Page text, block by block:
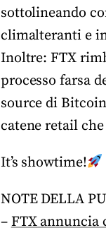
sottolineando
climalteranti e
Inoltre: FTX
processo farsa
source di
catene retail
It’s showtime!
NOTE DELLA
–FTX annuncia